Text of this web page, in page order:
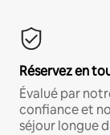
Réservez en
Évalué par
confiance et
séjour longue